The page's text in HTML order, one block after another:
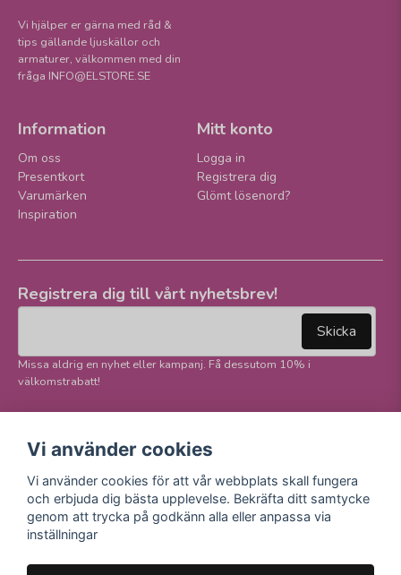
Vi hjälper er gärna med råd &
tips gällande ljuskällor och
armaturer, välkommen med din
fråga INFO@ELSTORE.SE
Information
Om oss
Presentkort
Varumärken
Inspiration
Mitt konto
Logga in
Registrera dig
Glömt lösenord?
Registrera dig till vårt nyhetsbrev!
Skicka
Missa aldrig en nyhet eller kampanj. Få dessutom 10% i
välkomstrabatt!
sociala medier!
Facebook
Instagram
Youtube
E-handel
Vi använder cookies
Vi använder cookies för att vår webbplats skall fungera
och erbjuda dig bästa upplevelse. Bekräfta ditt samtycke
genom att trycka på godkänn alla eller anpassa via
inställningar